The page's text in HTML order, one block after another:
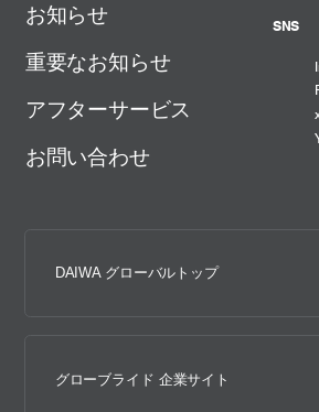
お知らせ
重要なお知らせ
アフターサービス
お問い合わせ
SNS
DAIWA グローバルトップ
グローブライド 企業サイト